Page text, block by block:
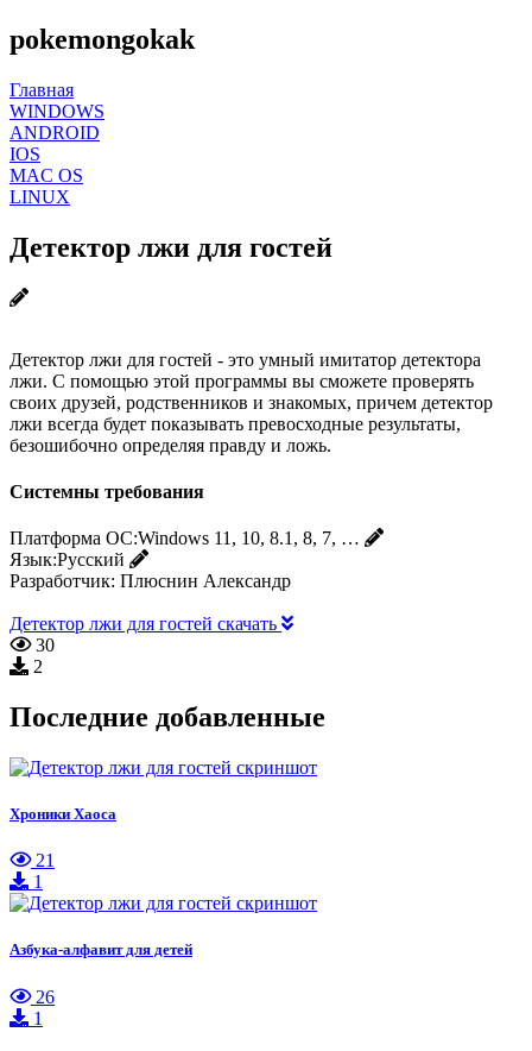
pokemongokak
Главная
WINDOWS
ANDROID
IOS
MAC OS
LINUX
Детектор лжи для гостей
Детектор лжи для гостей - это умный имитатор детектора
лжи. С помощью этой программы вы сможете проверять
своих друзей, родственников и знакомых, причем детектор
лжи всегда будет показывать превосходные результаты,
безошибочно определяя правду и ложь.
Системны требования
Платформа ОС:Windows 11, 10, 8.1, 8, 7, …
Язык:Русский
Разработчик: Плюснин Александр
Детектор лжи для гостей скачать
30
2
Последние добавленные
Хроники Хаоса
21
1
Азбука-алфавит для детей
26
1